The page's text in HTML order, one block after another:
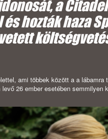
a
hozták haza
ami többek között a a
26 ember esetében semmilyen